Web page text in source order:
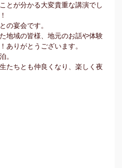
とが分かる大変貴重な講演でし
の宴会です。
地域の皆様、地元のお話や体験
ありがとうございます。
。
たちとも仲良くなり、楽しく夜